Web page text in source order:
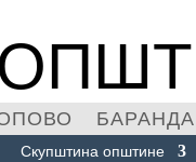
БАРАНДА
Скупштина општине